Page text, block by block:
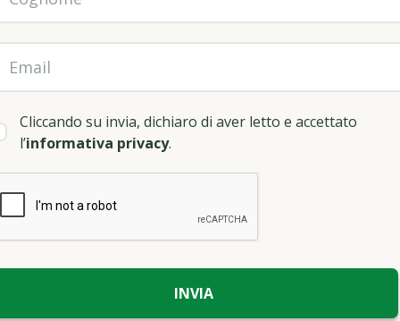
Cliccando su invia, dichiaro di aver letto e accettato
l’informativa privacy.